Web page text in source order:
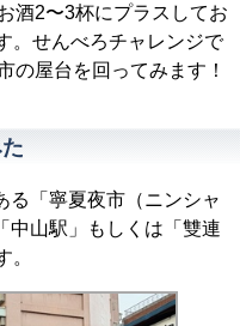
酒2〜3杯にプラスしてお
。せんべろチャレンジで
の屋台を回ってみます！
「寧夏夜市（ニンシャ
中山駅」もしくは「雙連
。